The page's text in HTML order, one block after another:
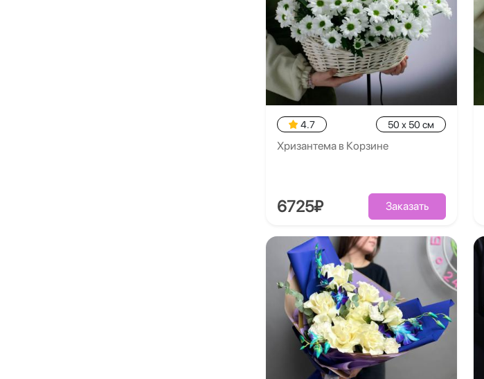
4.7 50 x 50 см
Хризантема в Корзине
6725₽ Заказать